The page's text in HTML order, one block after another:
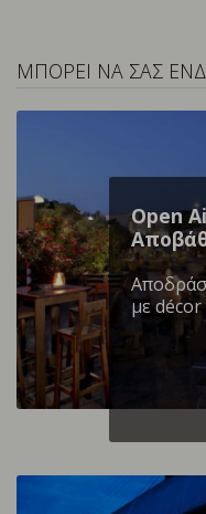
ΜΠΟΡΕΙ ΝΑ ΣΑΣ
Open
με